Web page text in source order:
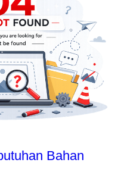
Bahan